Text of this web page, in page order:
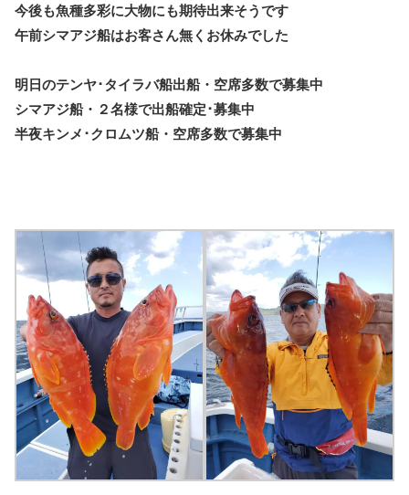
今後も魚種多彩に大物にも期待出来そうです
午前シマアジ船はお客さん無くお休みでした
明日のテンヤ･タイラバ船出船・空席多数で募集中
シマアジ船・２名様で出船確定･募集中
半夜キンメ･クロムツ船・空席多数で募集中